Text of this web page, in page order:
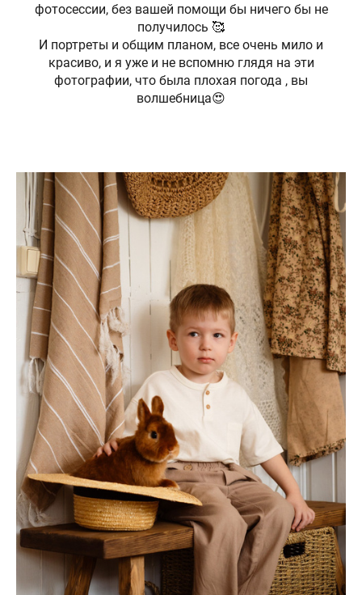
фотосессии, без вашей помощи бы ничего бы не
получилось 🥰
И портреты и общим планом, все очень мило и
красиво, и я уже и не вспомню глядя на эти
фотографии, что была плохая погода , вы
волшебница😍